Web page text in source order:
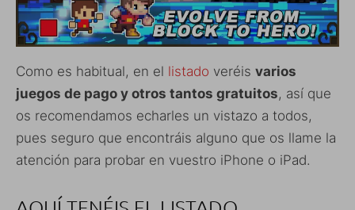
Como es habitual, en el listado veréis varios
juegos de pago y otros tantos gratuitos, así que
os recomendamos echarles un vistazo a todos,
pues seguro que encontráis alguno que os llame la
atención para probar en vuestro iPhone o iPad.